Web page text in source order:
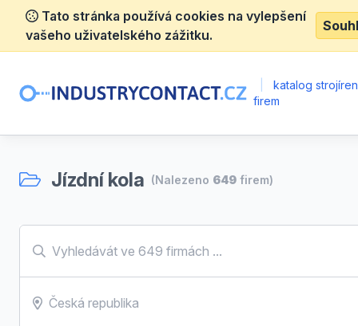
Tato stránka používá cookies na vylepšení
vašeho uživatelského zážitku.
katalog
firem
Jízdní kola (Nalezeno 649 firem)